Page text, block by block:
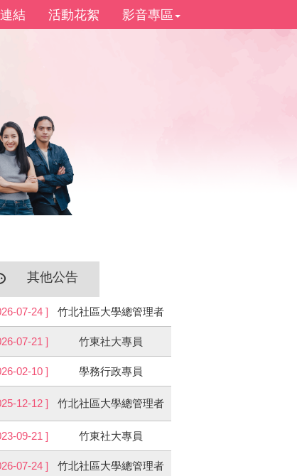
結 活動花絮 影音專區
其他公告
07-24 ] 竹北社區大學總管理者
07-21 ] 竹東社大專員
02-10 ] 學務行政專員
12-12 ] 竹北社區大學總管理者
09-21 ] 竹東社大專員
07-24 ] 竹北社區大學總管理者